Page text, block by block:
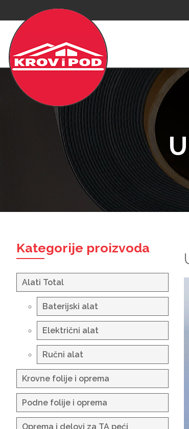
Kategorije proizvoda
Alati Total
Baterijski alat
Električni alat
Ručni alat
Krovne folije i oprema
Podne folije i oprema
Oprema i delovi za TA peći